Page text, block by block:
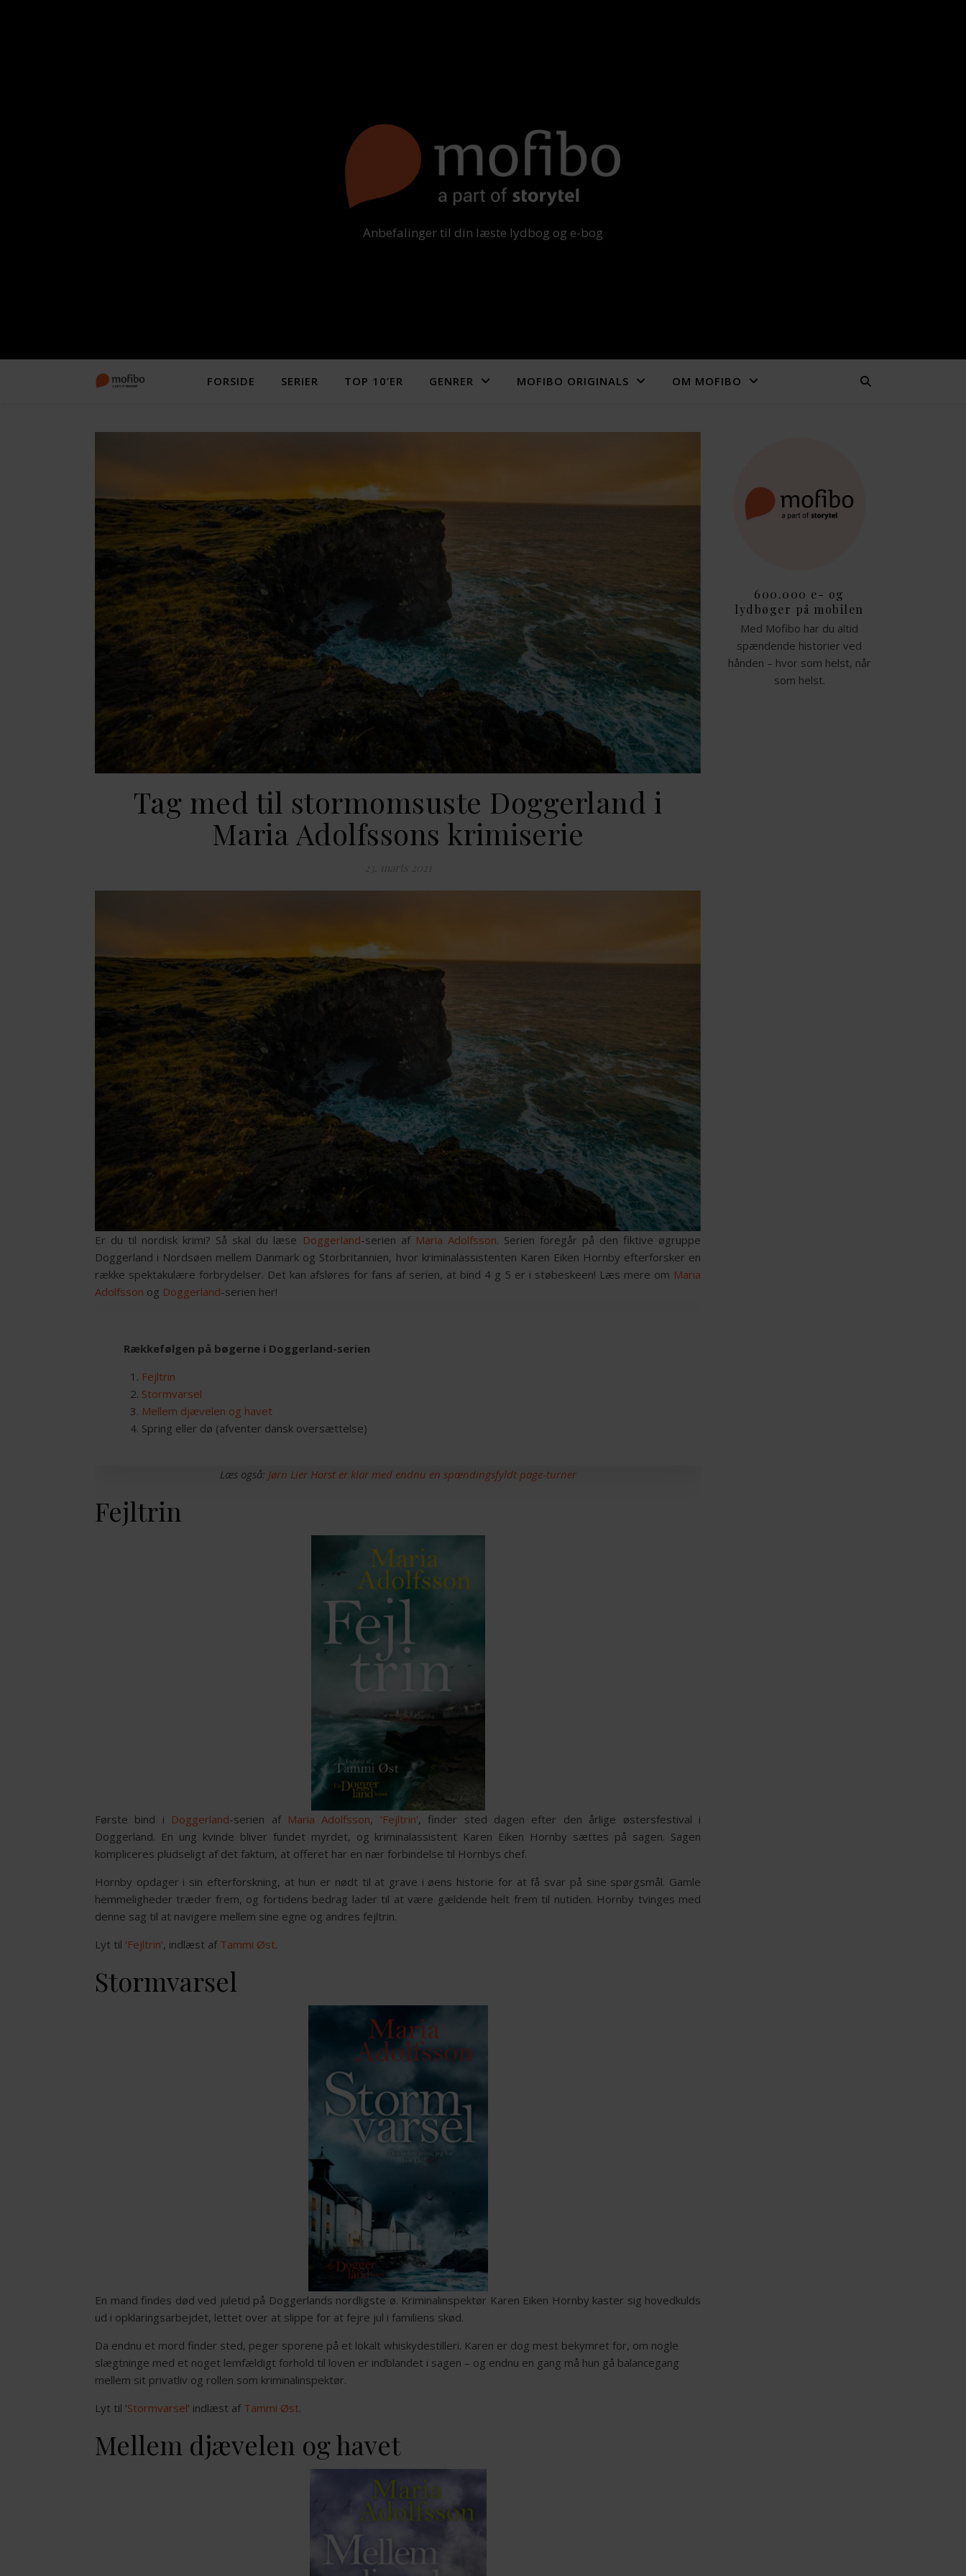
Anbefalinger til din læste lydbog og e-bog
FORSIDE SERIER TOP 10’ER GENRER MOFIBO ORIGINALS OM MOFIBO
Tag med til stormomsuste Doggerland i
Maria Adolfssons krimiserie
23. marts 2021
Er du til nordisk krimi? Så skal du læse Doggerland-serien af Maria Adolfsson. Serien foregår på den fiktive øgruppe
Doggerland i Nordsøen mellem Danmark og Storbritannien, hvor kriminalassistenten Karen Eiken Hornby efterforsker en
række spektakulære forbrydelser. Det kan afsløres for fans af serien, at bind 4 g 5 er i støbeskeen! Læs mere om Maria
Adolfsson og Doggerland-serien her!
Rækkefølgen på bøgerne i Doggerland-serien
Fejltrin
Stormvarsel
Mellem djævelen og havet
Spring eller dø (afventer dansk oversættelse)
Læs også: Jørn Lier Horst er klar med endnu en spændingsfyldt page-turner
Fejltrin
Første bind i Doggerland-serien af Maria Adolfsson, ‘Fejltrin’, finder sted dagen efter den årlige østersfestival i
Doggerland. En ung kvinde bliver fundet myrdet, og kriminalassistent Karen Eiken Hornby sættes på sagen. Sagen
kompliceres pludseligt af det faktum, at offeret har en nær forbindelse til Hornbys chef.
Hornby opdager i sin efterforskning, at hun er nødt til at grave i øens historie for at få svar på sine spørgsmål. Gamle
hemmeligheder træder frem, og fortidens bedrag lader til at være gældende helt frem til nutiden. Hornby tvinges med
denne sag til at navigere mellem sine egne og andres fejltrin.
Lyt til ‘Fejltrin’, indlæst af Tammi Øst.
Stormvarsel
En mand findes død ved juletid på Doggerlands nordligste ø. Kriminalinspektør Karen Eiken Hornby kaster sig hovedkulds
ud i opklaringsarbejdet, lettet over at slippe for at fejre jul i familiens skød.
Da endnu et mord finder sted, peger sporene på et lokalt whiskydestilleri. Karen er dog mest bekymret for, om nogle
slægtninge med et noget lemfældigt forhold til loven er indblandet i sagen – og endnu en gang må hun gå balancegang
mellem sit privatliv og rollen som kriminalinspektør.
Lyt til ‘Stormvarsel‘ indlæst af Tammi Øst.
Mellem djævelen og havet
600.000 e- og
lydbøger på mobilen
Med Mofibo har du altid
spændende historier ved
hånden – hvor som helst, når
som helst.